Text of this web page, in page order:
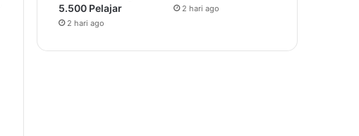
5.500 Pelajar
2 hari ago
2 hari ago